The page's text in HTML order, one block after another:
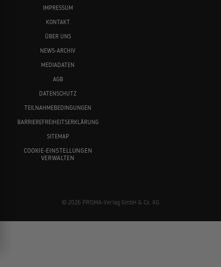
IMPRESSUM
KONTAKT
ÜBER UNS
NEWS-ARCHIV
MEDIADATEN
AGB
DATENSCHUTZ
TEILNAHMEBEDINGUNGEN
BARRIEREFREIHEITSERKLÄRUNG
SITEMAP
COOKIE-EINSTELLUNGEN
VERWALTEN
© 2026 PRISMA-Verlag GmbH & Co. KG